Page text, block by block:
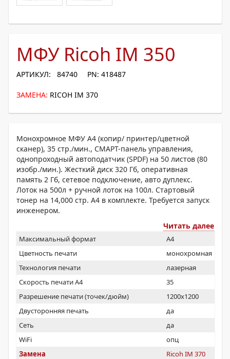
МФУ Ricoh IM 350
АРТИКУЛ: 84740 PN: 418487
ЗАМЕНА: RICOH IM 370
Монохромное МФУ A4 (копир/ принтер/цветной
сканер), 35 стр./мин., СМАРТ-панель управления,
однопроходный автоподатчик (SPDF) на 50 листов (80
изобр./мин.). Жесткий диск 320 Гб, оперативная
память 2 Гб, сетевое подключение, авто дуплекс.
Лоток на 500л + ручной лоток на 100л. Стартовый
тонер на 14,000 стр. А4 в комплекте. Требуется запуск
инженером.
Читать далее
Максимальный формат
A4
Цветность печати
монохромная
Технология печати
лазерная
Скорость печати А4
35
Разрешение печати (точек/дюйм)
1200x1200
Двусторонняя печать
да
Сеть
да
WiFi
опц
Замена
Ricoh IM 370